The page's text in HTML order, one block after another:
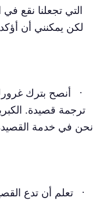
التي تجعلنا نقع
لكن يمكنني أن
· أنصح بترك
ترجمة قصيدة.
نحن في خدمة
· تعلم أن تدع